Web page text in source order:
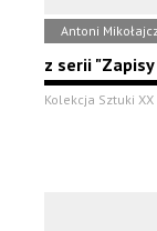
Antoni
z serii
Kolekcja Sztuki XX